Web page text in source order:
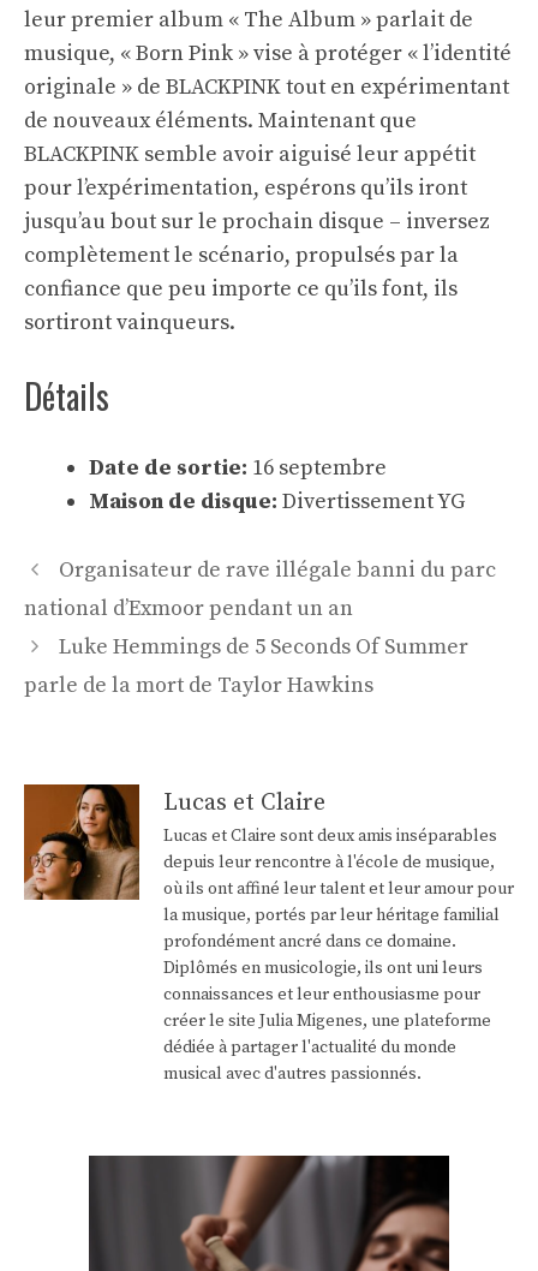
leur premier album « The Album » parlait de
musique, « Born Pink » vise à protéger « l’identité
originale » de BLACKPINK tout en expérimentant
de nouveaux éléments. Maintenant que
BLACKPINK semble avoir aiguisé leur appétit
pour l’expérimentation, espérons qu’ils iront
jusqu’au bout sur le prochain disque – inversez
complètement le scénario, propulsés par la
confiance que peu importe ce qu’ils font, ils
sortiront vainqueurs.
Détails
Date de sortie: 16 septembre
Maison de disque: Divertissement YG
Navigation
des
articles
Organisateur de rave illégale banni du parc
national d’Exmoor pendant un an
Luke Hemmings de 5 Seconds Of Summer
parle de la mort de Taylor Hawkins
Lucas et Claire
Lucas et Claire sont deux amis inséparables
depuis leur rencontre à l'école de musique,
où ils ont affiné leur talent et leur amour pour
la musique, portés par leur héritage familial
profondément ancré dans ce domaine.
Diplômés en musicologie, ils ont uni leurs
connaissances et leur enthousiasme pour
créer le site Julia Migenes, une plateforme
dédiée à partager l'actualité du monde
musical avec d'autres passionnés.